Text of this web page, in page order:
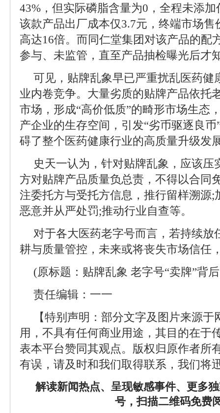
43%，但实际磷脂含量为0，全程未添
该款产品出厂成本仅3.7元，终端市场
高达16倍。而同仁堂集团对该产品的配
参与、未监管，直至产品抽检曝光后才
可见，贴牌乱象早已严重扰乱医药健
业内卷竞争。大量劣质的贴牌产品依托
市场，形成“高价低质”的畸形市场生态
产企业的生存空间，引发“劣币驱逐良
碍了整个医药健康行业的高质量升级发
史天一认为，针对贴牌乱象，应该压
方对贴牌产品质量负总责，不得以合同
注委托方与受托方信息，推行留样溯源;
恶意并从严处罚;推动行业自查等。
对于各大医药老字号而言，若持续放
耕与质量管控，未来或将丧失市场信任
(原标题：贴牌乱象 老字号“卖牌”背
责任编辑：一一
【特别声明：部分文字及图片来源
用，不具有任何商业用途，其目的在于
表本平台赞同其观点。版权归原作者所
有误，请及时和我们取得联系，我们将
解读新闻热点、呈现敏感事件、更多
号，扫描二维码免费